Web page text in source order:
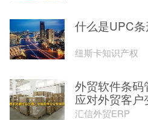
什么是UPC条
纽斯卡知识产权
外贸软件条码
应对外贸客户
汇信外贸ERP